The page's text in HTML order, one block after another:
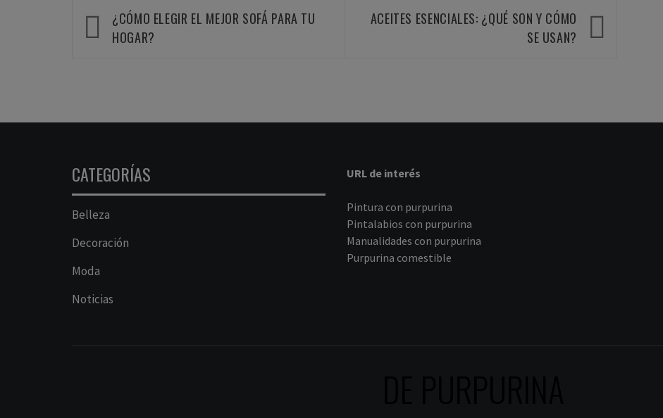
Navegación
de
¿CÓMO ELEGIR EL MEJOR SOFÁ PARA TU
HOGAR?
ACEITES ESENCIALES: ¿QUÉ SON Y CÓMO
SE USAN?
CATEGORÍAS
Belleza
Decoración
Moda
Noticias
URL de interés
Pintura con purpurina
Pintalabios con purpurina
Manualidades con purpurina
Purpurina comestible